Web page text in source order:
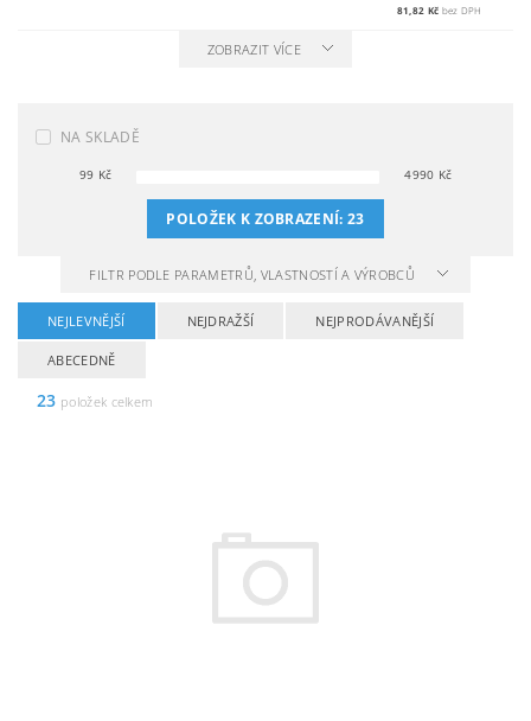
81,82 Kč bez DPH
ZOBRAZIT VÍCE
NA SKLADĚ
99 Kč 4990 Kč
POLOŽEK K ZOBRAZENÍ:23
FILTR PODLE PARAMETRŮ, VLASTNOSTÍ A VÝROBCŮ
NEJLEVNĚJŠÍ NEJDRAŽŠÍ NEJPRODÁVANĚJŠÍ
ABECEDNĚ
23 položek celkem